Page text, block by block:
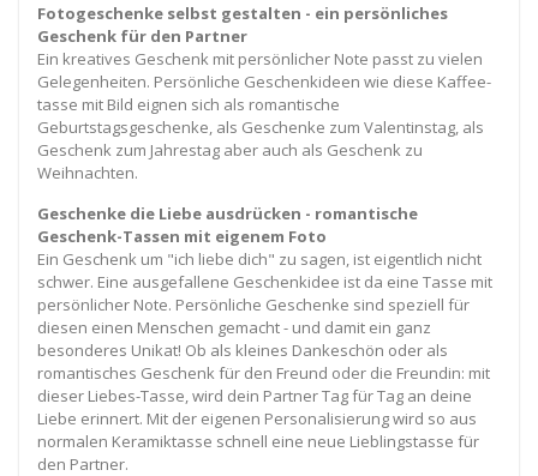
Fotogeschenke selbst gestalten - ein persönliches
Geschenk für den Partner
Ein kreatives Geschenk mit persönlicher Note passt zu vielen
Gelegenheiten. Persönliche Geschenkideen wie diese Kaffee-
tasse mit Bild eignen sich als romantische
Geburtstagsgeschenke, als Geschenke zum Valentinstag, als
Geschenk zum Jahrestag aber auch als Geschenk zu
Weihnachten.
Geschenke die Liebe ausdrücken - romantische
Geschenk-Tassen mit eigenem Foto
Ein Geschenk um "ich liebe dich" zu sagen, ist eigentlich nicht
schwer. Eine ausgefallene Geschenkidee ist da eine Tasse mit
persönlicher Note. Persönliche Geschenke sind speziell für
diesen einen Menschen gemacht - und damit ein ganz
besonderes Unikat! Ob als kleines Dankeschön oder als
romantisches Geschenk für den Freund oder die Freundin: mit
dieser Liebes-Tasse, wird dein Partner Tag für Tag an deine
Liebe erinnert. Mit der eigenen Personalisierung wird so aus
normalen Keramiktasse schnell eine neue Lieblingstasse für
den Partner.